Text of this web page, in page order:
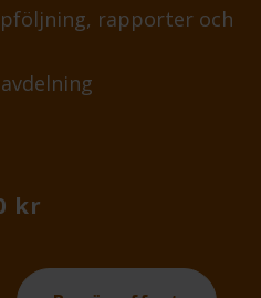
rapporter och
kr